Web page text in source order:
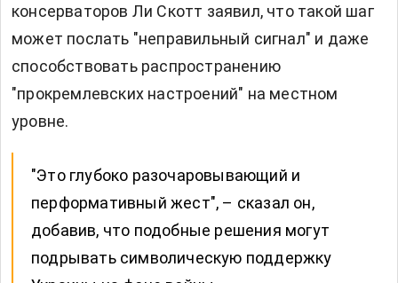
консерваторов Ли Скотт заявил, что такой шаг
может послать "неправильный сигнал" и даже
способствовать распространению
"прокремлевских настроений" на местном
уровне.
"Это глубоко разочаровывающий и
перформативный жест", – сказал он,
добавив, что подобные решения могут
подрывать символическую поддержку